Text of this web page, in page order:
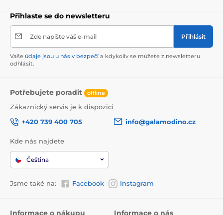
Přihlaste se do newsletteru
Zde napište váš e-mail Přihlásit
Vaše údaje jsou u nás v bezpečí a kdykoliv se můžete z newsletteru
odhlásit.
Potřebujete poradit offline
Zákaznický servis je k dispozici
+420 739 400 705
info@galamodino.cz
Kde nás najdete
Čeština
Jsme také na: Facebook Instagram
Informace o nákupu Informace o nás